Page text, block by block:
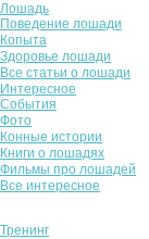
Лошадь
Поведение лошади
Копыта
Здоровье лошади
Все статьи о лошади
Интересное
События
Фото
Конные истории
Книги о лошадях
Фильмы про лошадей
Все интересное
Тренинг